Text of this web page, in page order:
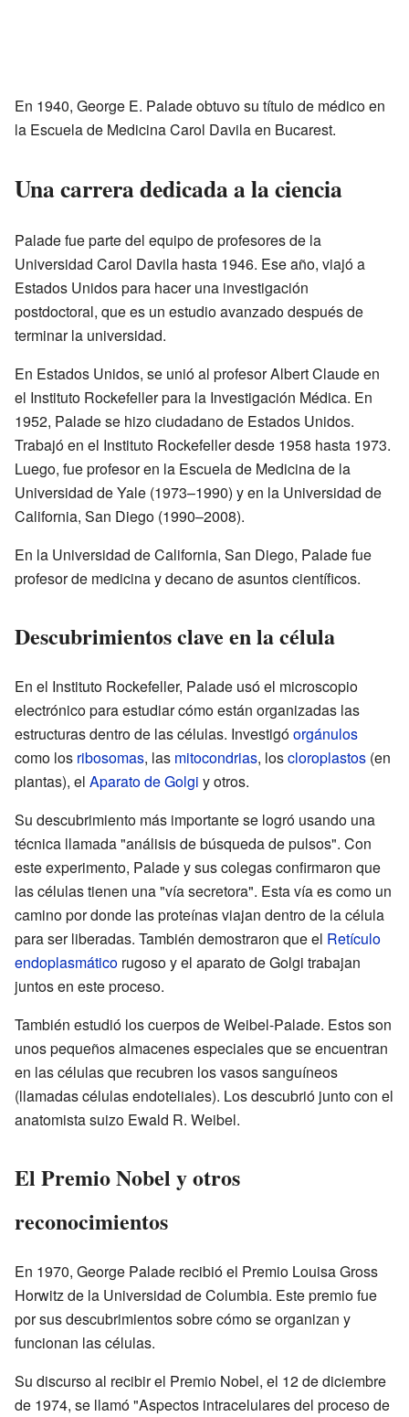
En 1940, George E. Palade obtuvo su título de médico en
la Escuela de Medicina Carol Davila en Bucarest.
Una carrera dedicada a la ciencia
Palade fue parte del equipo de profesores de la
Universidad Carol Davila hasta 1946. Ese año, viajó a
Estados Unidos para hacer una investigación
postdoctoral, que es un estudio avanzado después de
terminar la universidad.
En Estados Unidos, se unió al profesor Albert Claude en
el Instituto Rockefeller para la Investigación Médica. En
1952, Palade se hizo ciudadano de Estados Unidos.
Trabajó en el Instituto Rockefeller desde 1958 hasta 1973.
Luego, fue profesor en la Escuela de Medicina de la
Universidad de Yale (1973–1990) y en la Universidad de
California, San Diego (1990–2008).
En la Universidad de California, San Diego, Palade fue
profesor de medicina y decano de asuntos científicos.
Descubrimientos clave en la célula
En el Instituto Rockefeller, Palade usó el microscopio
electrónico para estudiar cómo están organizadas las
estructuras dentro de las células. Investigóorgánulos
como los ribosomas, las mitocondrias, loscloroplastos (en
plantas), el Aparato de Golgi y otros.
Su descubrimiento más importante se logró usando una
técnica llamada "análisis de búsqueda de pulsos". Con
este experimento, Palade y sus colegas confirmaron que
las células tienen una "vía secretora". Esta vía es como un
camino por donde las proteínas viajan dentro de la célula
para ser liberadas. También demostraron que el Retículo
endoplasmático rugoso y el aparato de Golgi trabajan
juntos en este proceso.
También estudió los cuerpos de Weibel-Palade. Estos son
unos pequeños almacenes especiales que se encuentran
en las células que recubren los vasos sanguíneos
(llamadas células endoteliales). Los descubrió junto con el
anatomista suizo Ewald R. Weibel.
El Premio Nobel y otros
reconocimientos
En 1970, George Palade recibió el Premio Louisa Gross
Horwitz de la Universidad de Columbia. Este premio fue
por sus descubrimientos sobre cómo se organizan y
funcionan las células.
Su discurso al recibir el Premio Nobel, el 12 de diciembre
de 1974, se llamó "Aspectos intracelulares del proceso de